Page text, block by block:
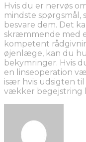
Hvis du er nervøs
mindste
besvare dem. Det
skræmmende med
kompetent
øjenlæge, kan du
bekymringer. Hvis
en linseoperation
især hvis udsigten
vækker begejstring